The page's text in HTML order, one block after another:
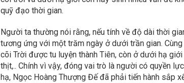
quỹ đạo thời gian.
Người ta thường nói rằng, nếu tính về độ dài thời
tương ứng với một trăm ngày ở dưới trần gian.
cõi Trời được tu luyện thành Tiên, còn ở dưới hạ
thịt,.. Chính vì vậy, đóng vai trò là người có quyền
hạ, Ngọc Hoàng Thượng Đế đã phải tiến hành sắp